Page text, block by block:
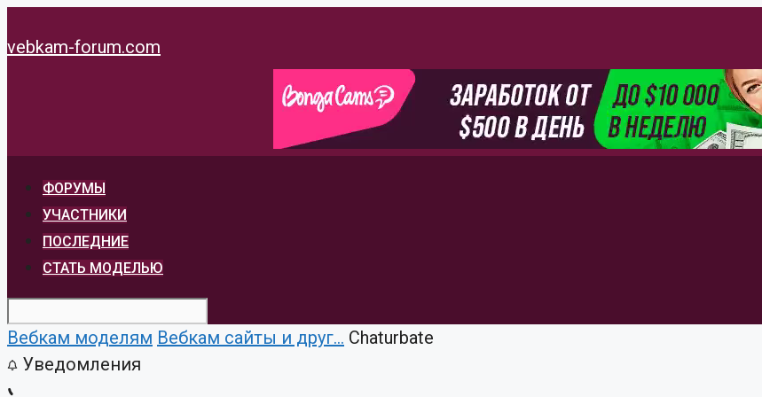
к
vebkam-forum.com
ФОРУМЫ
УЧАСТНИКИ
ПОСЛЕДНИЕ
СТАТЬ МОДЕЛЬЮ
Вебкам моделям Вебкам сайты и друг... Chaturbate
Уведомления